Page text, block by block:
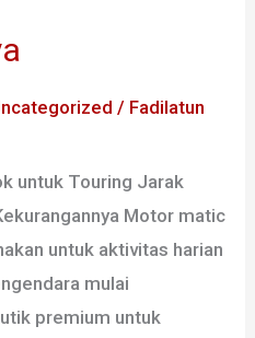
/ Fadilatun
untuk Touring Jarak
Motor matic
untuk aktivitas harian
mulai
premium untuk